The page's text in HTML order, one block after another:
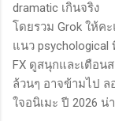
dramatic เกินจริง
โดยรวม Grok ให้ค
แนว psychological
FX ดูสนุกและเตือน
ล้วนๆ อาจข้ามไป ล
ใจอนิเมะ ปี 2026 น่